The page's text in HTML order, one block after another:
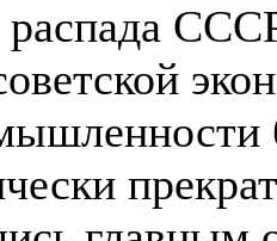
распада